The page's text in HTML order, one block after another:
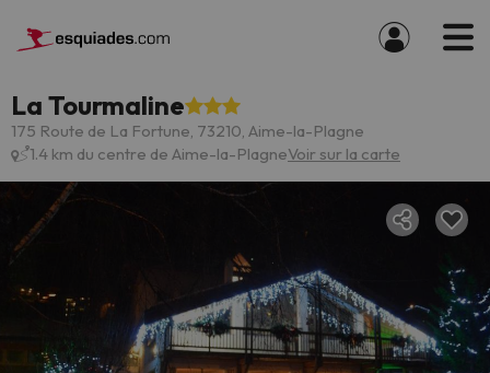
La Tourmaline
175 Route de La Fortune, 73210, Aime-la-Plagne
1.4 km du centre de Aime-la-PlagneVoir sur la carte